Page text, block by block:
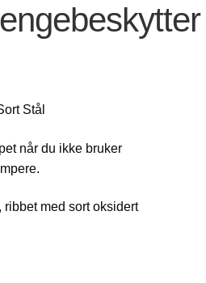
Stål
når du ikke bruker
med sort oksidert